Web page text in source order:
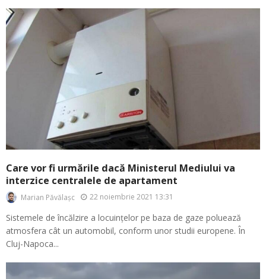
Care vor fi urmările dacă Ministerul Mediului va
interzice centralele de apartament
Marian Păvălașc 22 noiembrie 2021 13:31
Sistemele de încălzire a locuințelor pe baza de gaze poluează
atmosfera cât un automobil, conform unor studii europene. În
Cluj-Napoca...